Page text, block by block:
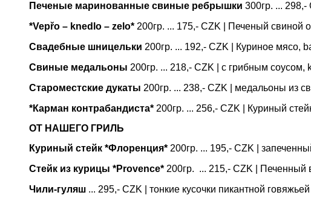
Печеные маринованные свиные ребрышки 300гр. ...
*Vepřo – knedlo – zelo* 200гр. ... 175,- CZK | Печеный свиной
Свадебные шницельки 200гр. ... 192,- CZK | Куриное мясо,
Свиные медальоны 200гр. ... 218,- CZK | с грибным соусом,
Староместские дукаты 200гр. ... 238,- CZK | медальоны из
*Карман контрабандиста* 200гр. ... 256,- CZK | Куриный
ОТ НАШЕГО ГРИЛЬ
Куриный стейк *Флоренция* 200гр. ... 195,- CZK |
Стейк из курицы *Provence* 200гр. ... 215,- CZK | Печенный
Чили-гуляш ... 295,- CZK | тонкие кусочки пикантной